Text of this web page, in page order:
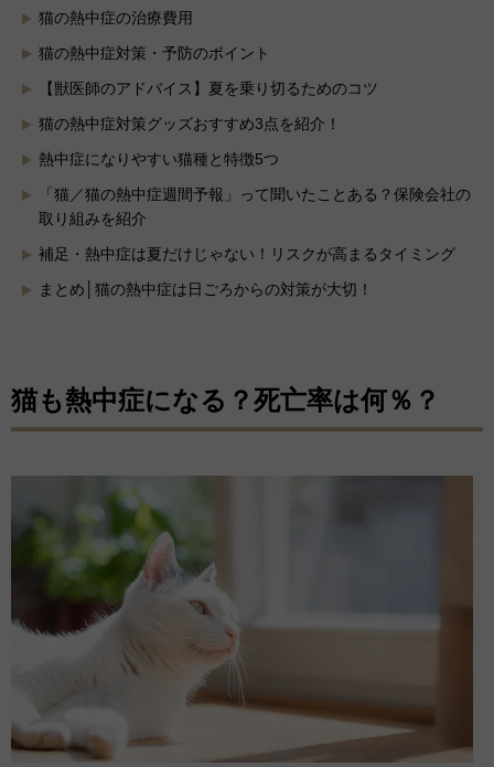
猫の熱中症の治療費用
猫の熱中症対策・予防のポイント
【獣医師のアドバイス】夏を乗り切るためのコツ
猫の熱中症対策グッズおすすめ3点を紹介！
熱中症になりやすい猫種と特徴5つ
「猫／猫の熱中症週間予報」って聞いたことある？保険会社の
取り組みを紹介
補足・熱中症は夏だけじゃない！リスクが高まるタイミング
まとめ│猫の熱中症は日ごろからの対策が大切！
猫も熱中症になる？死亡率は何％？